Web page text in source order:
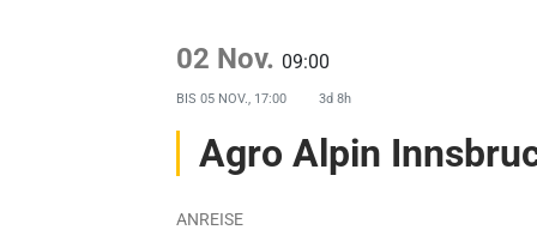
02 Nov. 09:00
BIS 05 NOV., 17:00 3d 8h
Agro Alpin
ANREISE